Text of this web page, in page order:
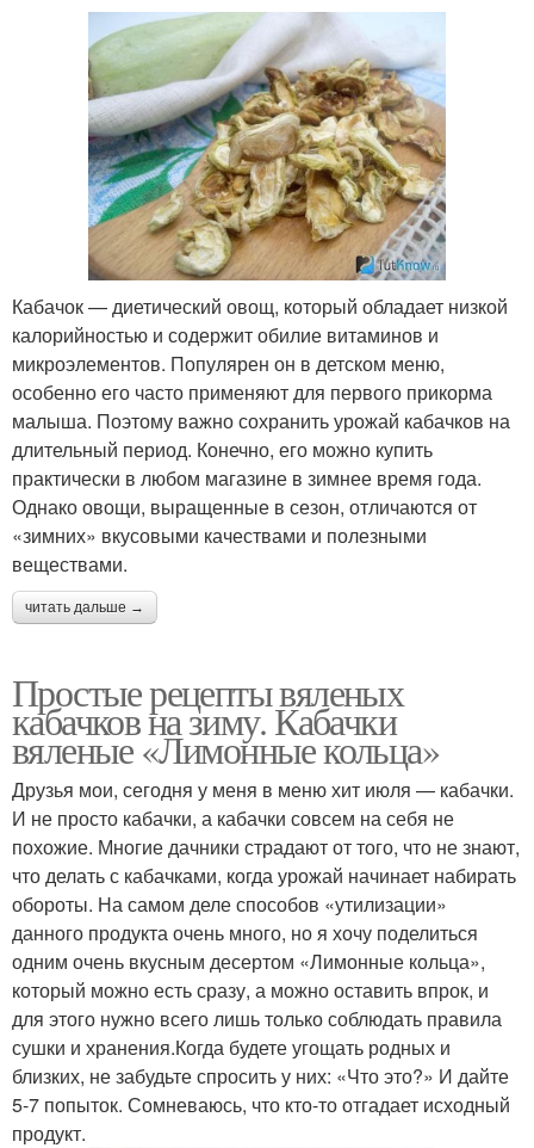
Кабачок — диетический овощ, который обладает низкой
калорийностью и содержит обилие витаминов и
микроэлементов. Популярен он в детском меню,
особенно его часто применяют для первого прикорма
малыша. Поэтому важно сохранить урожай кабачков на
длительный период. Конечно, его можно купить
практически в любом магазине в зимнее время года.
Однако овощи, выращенные в сезон, отличаются от
«зимних» вкусовыми качествами и полезными
веществами.
читать дальше →
Простые рецепты вяленых
кабачков на зиму. Кабачки
вяленые «Лимонные кольца»
Друзья мои, сегодня у меня в меню хит июля — кабачки.
И не просто кабачки, а кабачки совсем на себя не
похожие. Многие дачники страдают от того, что не знают,
что делать с кабачками, когда урожай начинает набирать
обороты. На самом деле способов «утилизации»
данного продукта очень много, но я хочу поделиться
одним очень вкусным десертом «Лимонные кольца»,
который можно есть сразу, а можно оставить впрок, и
для этого нужно всего лишь только соблюдать правила
сушки и хранения.Когда будете угощать родных и
близких, не забудьте спросить у них: «Что это?» И дайте
5-7 попыток. Сомневаюсь, что кто-то отгадает исходный
продукт.